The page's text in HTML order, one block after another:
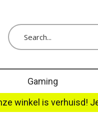
Gaming
winkel is verhuisd!